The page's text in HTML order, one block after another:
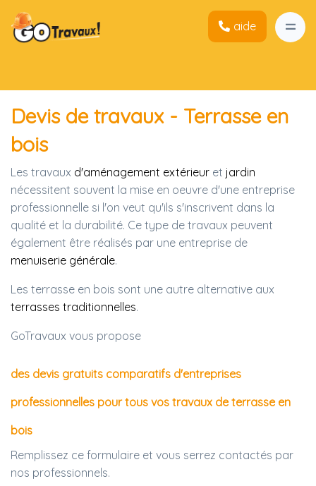
aide
Devis de travaux - Terrasse en
bois
Les travaux d'aménagement extérieur et jardin
nécessitent souvent la mise en oeuvre d'une entreprise
professionnelle si l'on veut qu'ils s'inscrivent dans la
qualité et la durabilité. Ce type de travaux peuvent
également être réalisés par une entreprise de
menuiserie générale.
Les terrasse en bois sont une autre alternative aux
terrasses traditionnelles.
GoTravaux vous propose
des devis gratuits comparatifs d'entreprises
professionnelles pour tous vos travaux de terrasse en
bois
Remplissez ce formulaire et vous serrez contactés par
nos professionnels.